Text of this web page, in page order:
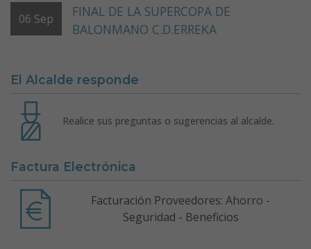
06 Sep
FINAL DE LA SUPERCOPA DE
BALONMANO C.D.ERREKA
El Alcalde responde
Realice sus preguntas o sugerencias al alcalde.
Factura Electrónica
Facturación Proveedores: Ahorro -
Seguridad - Beneficios